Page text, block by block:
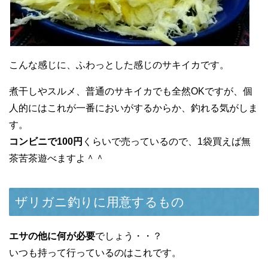
こんな感じに、ふわっとした感じのサキイカです。
煮干しやスルメ、普通のサキイカでも全然OKですが、個
人的にはこれが一番においがするからか、釣れる気がしま
す。
コンビニで100円 くらいで売っているので、1袋買えば無
茶苦茶遊べますよ＾＾
ザリガニ釣りに用意するもの
エサの他に何が必要でしょう・・？
いつも持って行っているのはこれです。